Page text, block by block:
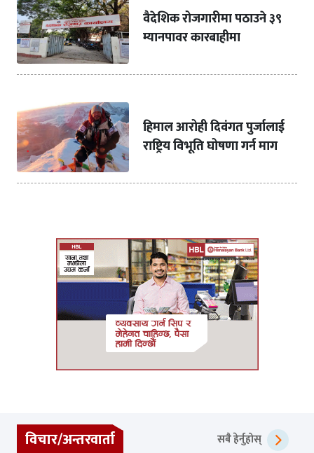
वैदेशिक रोजगारीमा पठाउने ३९
म्यानपावर कारबाहीमा
हिमाल आरोही दिवंगत पुर्जालाई
राष्ट्रिय विभूति घोषणा गर्न माग
विचार/अन्तरवार्ता सबै हेर्नुहोस्